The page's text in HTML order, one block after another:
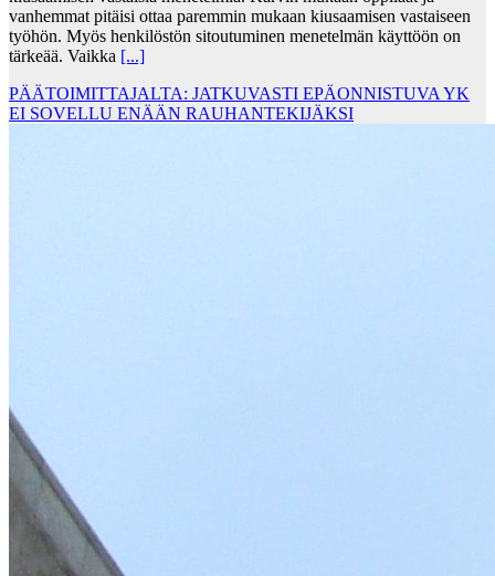
vanhemmat pitäisi ottaa paremmin mukaan kiusaamisen vastaiseen
työhön. Myös henkilöstön sitoutuminen menetelmän käyttöön on
tärkeää. Vaikka [...]
PÄÄTOIMITTAJALTA: JATKUVASTI EPÄONNISTUVA YK
EI SOVELLU ENÄÄN RAUHANTEKIJÄKSI